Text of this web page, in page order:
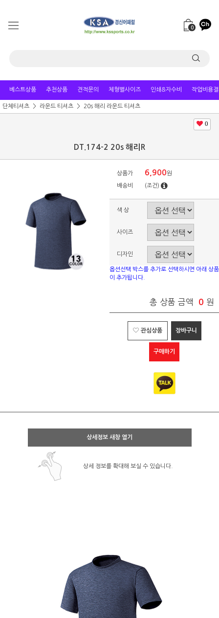
0
베스트상품 추천상품 견적문의 체형별사이즈 인쇄&자수비 작업비용
단체티셔츠 라운드 티셔츠 20s 해리 라운드 티셔츠
0
DT.174-2 20s 해리R
상품가 6,900원
배송비 (조건)
색 상
사이즈
디자인
옵션선택 박스를 추가로 선택하시면 아래 상품
이 추가됩니다.
총 상품 금액 0 원
관심상품 장바구니
구매하기
상세정보 새창 열기
상세 정보를 확대해 보실 수 있습니다.